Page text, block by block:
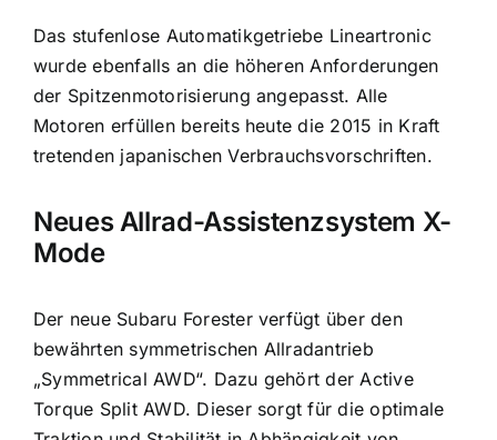
Das stufenlose Automatikgetriebe Lineartronic
wurde ebenfalls an die höheren Anforderungen
der Spitzenmotorisierung angepasst. Alle
Motoren erfüllen bereits heute die 2015 in Kraft
tretenden japanischen Verbrauchsvorschriften.
Neues Allrad-Assistenzsystem X-
Mode
Der neue Subaru Forester verfügt über den
bewährten symmetrischen Allradantrieb
„Symmetrical AWD“. Dazu gehört der Active
Torque Split AWD. Dieser sorgt für die optimale